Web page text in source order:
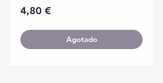
4,80 €Precio
Agotado